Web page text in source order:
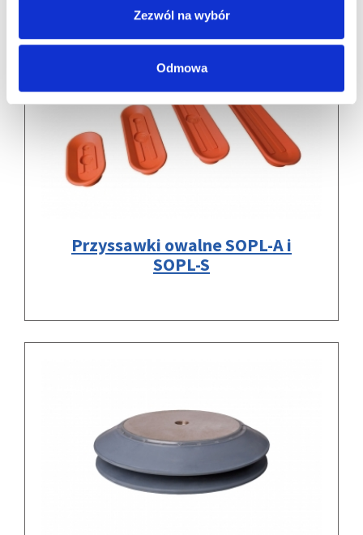
Zezwól na wybór
Odmowa
Przyssawki owalne SOPL-A i
SOPL-S